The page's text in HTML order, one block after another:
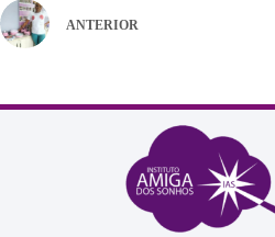
ANTERIOR